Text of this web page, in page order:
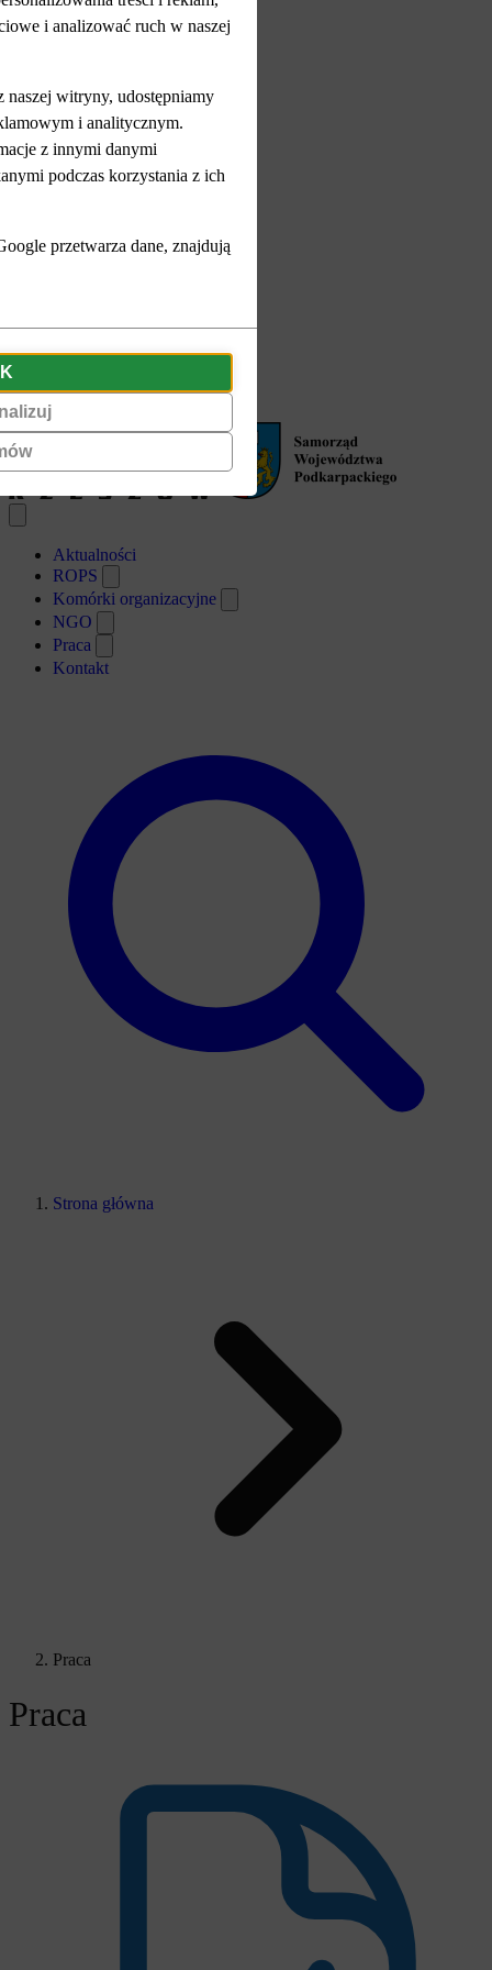
A A+ A++
Aktualności
ROPS
Komórki organizacyjne
NGO
Praca
Kontakt
Strona główna
Praca
Praca
i analizować ruch w naszej
naszej witryny, udostępniamy
i analitycznym.
z innymi danymi
podczas korzystania z ich
przetwarza dane, znajdują